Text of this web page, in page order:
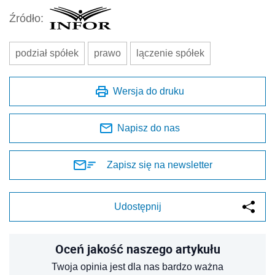
Źródło:
podział spółek prawo lączenie spółek
Wersja do druku
Napisz do nas
Zapisz się na newsletter
Udostępnij
Oceń jakość naszego artykułu
Twoja opinia jest dla nas bardzo ważna